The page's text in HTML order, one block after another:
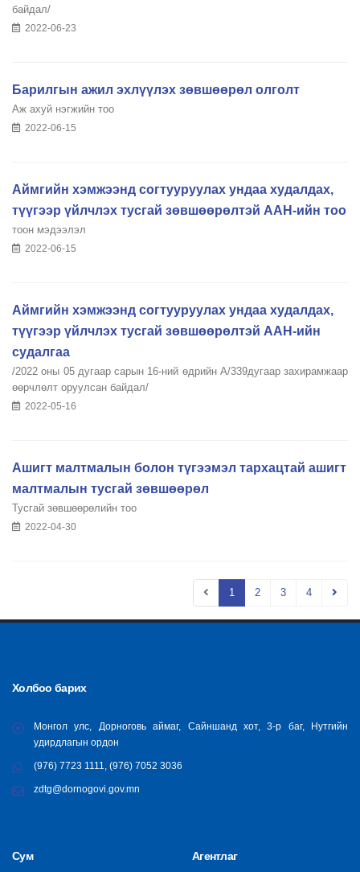
байдал/
2022-06-23
Барилгын ажил эхлүүлэх зөвшөөрөл олголт
Аж ахуй нэгжийн тоо
2022-06-15
Аймгийн хэмжээнд согтууруулах ундаа худалдах,
түүгээр үйлчлэх тусгай зөвшөөрөлтэй ААН-ийн тоо
тоон мэдээлэл
2022-06-15
Аймгийн хэмжээнд согтууруулах ундаа худалдах,
түүгээр үйлчлэх тусгай зөвшөөрөлтэй ААН-ийн
судалгаа
/2022 оны 05 дугаар сарын 16-ний өдрийн А/339дугаар захирамжаар
өөрчлөлт оруулсан байдал/
2022-05-16
Ашигт малтмалын болон түгээмэл тархацтай ашигт
малтмалын тусгай зөвшөөрөл
Тусгай зөвшөөрөлийн тоо
2022-04-30
1 2 3 4
Холбоо барих
Монгол улс, Дорноговь аймаг, Сайншанд хот, 3-р баг, Нутгийн
удирдлагын ордон
(976) 7723 1111, (976) 7052 3036
zdtg@dornogovi.gov.mn
Сум Агентлаг